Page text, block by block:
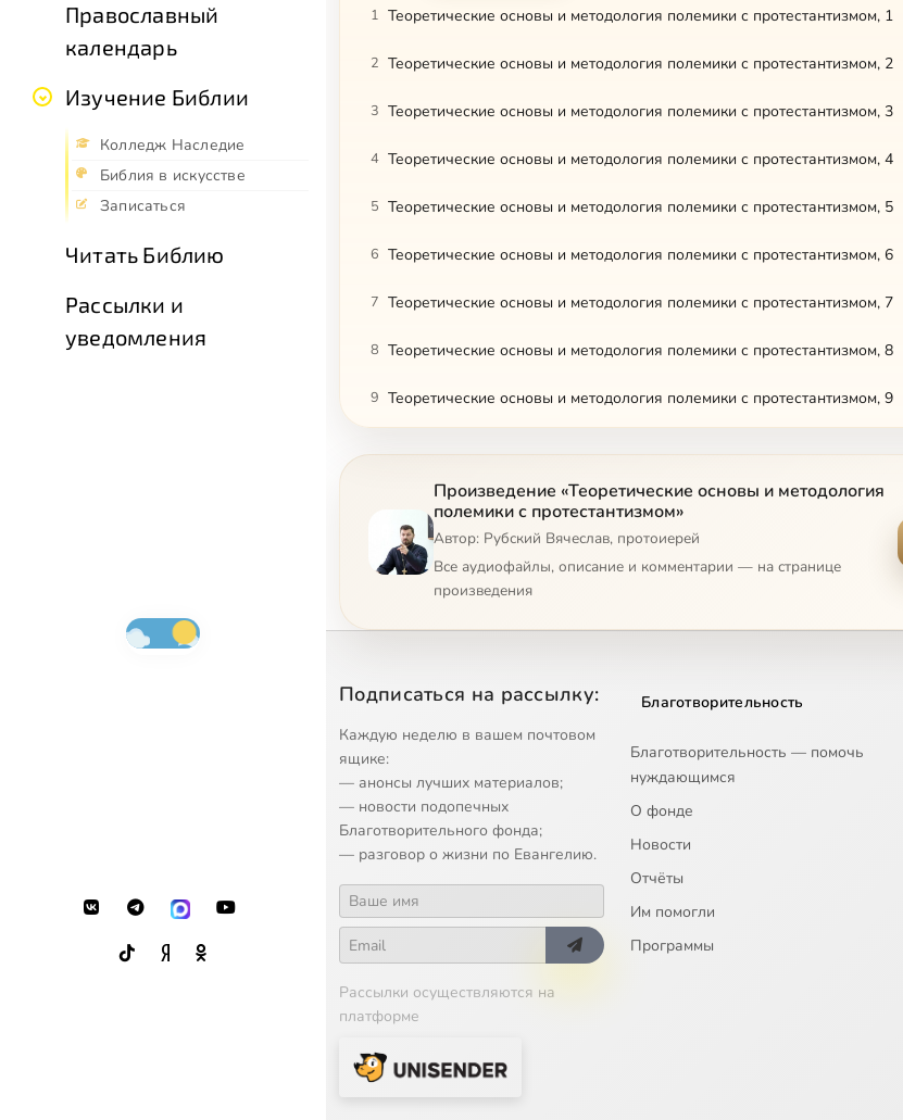
Православный
календарь
Изучение Библии
Колледж Наследие
Библия в искусстве
Записаться
Читать Библию
Рассылки и
уведомления
1 Теоретические основы и методология полемики с протестантизмом, 1
2 Теоретические основы и методология полемики с протестантизмом, 2
3 Теоретические основы и методология полемики с протестантизмом, 3
4 Теоретические основы и методология полемики с протестантизмом, 4
5 Теоретические основы и методология полемики с протестантизмом, 5
6 Теоретические основы и методология полемики с протестантизмом, 6
7 Теоретические основы и методология полемики с протестантизмом, 7
8 Теоретические основы и методология полемики с протестантизмом, 8
9 Теоретические основы и методология полемики с протестантизмом, 9
Теоретические основы и методология полемики с протестантизмом, 11
Теоретические основы и методология полемики с протестантизмом, 12
Теоретические основы и методология полемики с протестантизмом, 13
14 Теоретические основы и методология полемики с протестантизмом, 14
16 Теоретические основы и методология полемики с протестантизмом, 16
17 Теоретические основы и методология полемики с протестантизмом, 17
18 Теоретические основы и методология полемики с протестантизмом, 18
Теоретические основы и методология полемики с протестантизмом, 19
20 Теоретические основы и методология полемики с протестантизмом, 20
22 Теоретические основы и методология полемики с протестантизмом, 22
23 Теоретические основы и методология полемики с протестантизмом, 23
Произведение «Теоретические основы и методология
полемики с протестантизмом»
Автор: Рубский Вячеслав, протоиерей
Все аудиофайлы, описание и комментарии — на странице
произведения
Подписаться на рассылку:
Каждую неделю в вашем почтовом
ящике:
— анонсы лучших материалов;
— новости подопечных
Благотворительного фонда;
— разговор о жизни по Евангелию.
Рассылки осуществляются на
платформе
Благотворительность
Благотворительность — помочь
нуждающимся
О фонде
Новости
Отчёты
Им помогли
Программы